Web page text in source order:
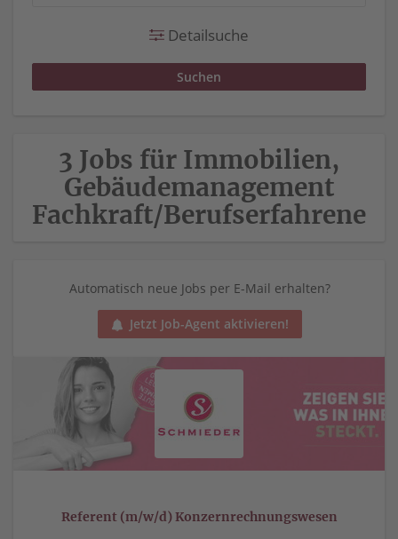
Detailsuche
3 Jobs für Immobilien,
Gebäudemanagement
Fachkraft/Berufserfahrene
Automatisch neue Jobs per E-Mail erhalten?
Jetzt Job-Agent aktivieren!
Referent (m/w/d) Konzernrechnungswesen